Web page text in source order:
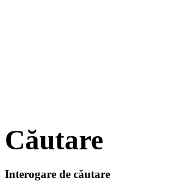
Căutare
Interogare de căutare